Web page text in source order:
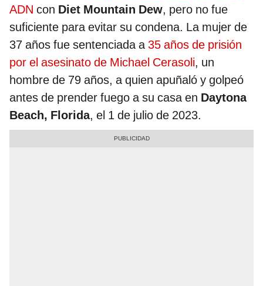
ADN con Diet Mountain Dew, pero no fue
suficiente para evitar su condena. La mujer de
37 años fue sentenciada a35 años de prisión
por el asesinato de Michael Cerasoli, un
hombre de 79 años, a quien apuñaló y golpeó
antes de prender fuego a su casa en Daytona
Beach, Florida, el 1 de julio de 2023.